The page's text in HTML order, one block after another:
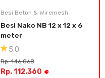
Besi Beton & Wiremesh
Besi Nako NB 12 x 12 x 6
meter
5.0
Rp. 146.068
Rp. 112.360